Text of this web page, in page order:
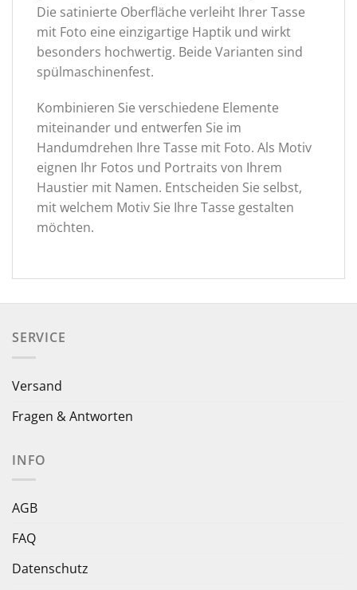
Die satinierte Oberfläche verleiht Ihrer Tasse
mit Foto eine einzigartige Haptik und wirkt
besonders hochwertig. Beide Varianten sind
spülmaschinenfest.
Kombinieren Sie verschiedene Elemente
miteinander und entwerfen Sie im
Handumdrehen Ihre Tasse mit Foto. Als Motiv
eignen Ihr Fotos und Portraits von Ihrem
Haustier mit Namen. Entscheiden Sie selbst,
mit welchem Motiv Sie Ihre Tasse gestalten
möchten.
SERVICE
Versand
Fragen & Antworten
INFO
AGB
FAQ
Datenschutz